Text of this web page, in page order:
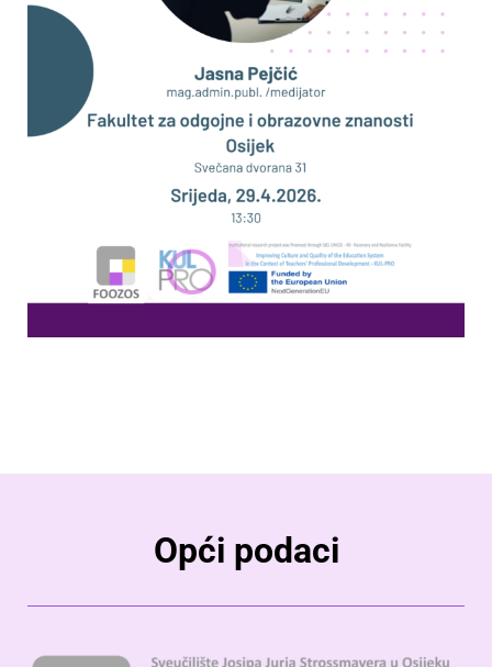
Opći podaci